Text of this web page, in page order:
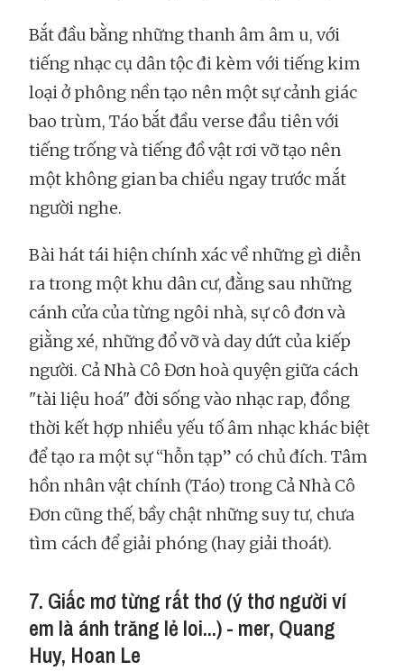
Bắt đầu bằng những thanh âm âm u, với
tiếng nhạc cụ dân tộc đi kèm với tiếng kim
loại ở phông nền tạo nên một sự cảnh giác
bao trùm, Táo bắt đầu verse đầu tiên với
tiếng trống và tiếng đồ vật rơi vỡ tạo nên
một không gian ba chiều ngay trước mắt
người nghe.
Bài hát tái hiện chính xác về những gì diễn
ra trong một khu dân cư, đằng sau những
cánh cửa của từng ngôi nhà, sự cô đơn và
giằng xé, những đổ vỡ và day dứt của kiếp
người. Cả Nhà Cô Đơn hoà quyện giữa cách
"tài liệu hoá" đời sống vào nhạc rap, đồng
thời kết hợp nhiều yếu tố âm nhạc khác biệt
để tạo ra một sự “hỗn tạp” có chủ đích. Tâm
hồn nhân vật chính (Táo) trong Cả Nhà Cô
Đơn cũng thế, bầy chật những suy tư, chưa
tìm cách để giải phóng (hay giải thoát).
7. Giấc mơ từng rất thơ (ý thơ người ví
em là ánh trăng lẻ loi...) - mer, Quang
Huy, Hoan Le